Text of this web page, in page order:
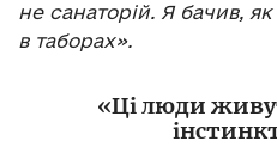
не санаторій. Я бачив,
в таборах».
«Ці люди